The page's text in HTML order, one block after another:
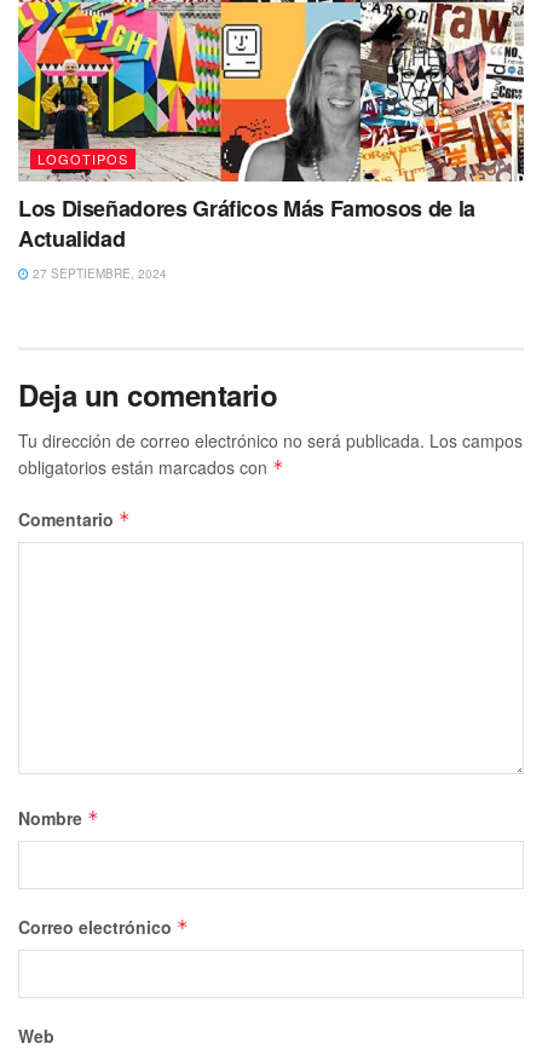
LOGOTIPOS
Los Diseñadores Gráficos Más Famosos de la
Actualidad
27 SEPTIEMBRE, 2024
Deja un comentario
Tu dirección de correo electrónico no será publicada. Los campos
obligatorios están marcados con *
Comentario *
Nombre *
Correo electrónico *
Web